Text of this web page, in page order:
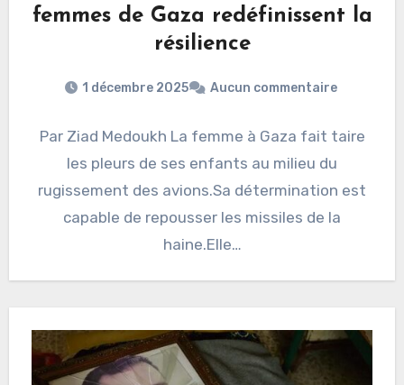
femmes de Gaza redéfinissent la
résilience
1 décembre 2025 Aucun commentaire
Par Ziad Medoukh La femme à Gaza fait taire
les pleurs de ses enfants au milieu du
rugissement des avions.Sa détermination est
capable de repousser les missiles de la
haine.Elle…